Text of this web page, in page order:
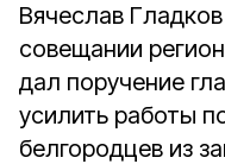
Вячеслав
совещании
дал поручение
усилить работы
белгородцев из